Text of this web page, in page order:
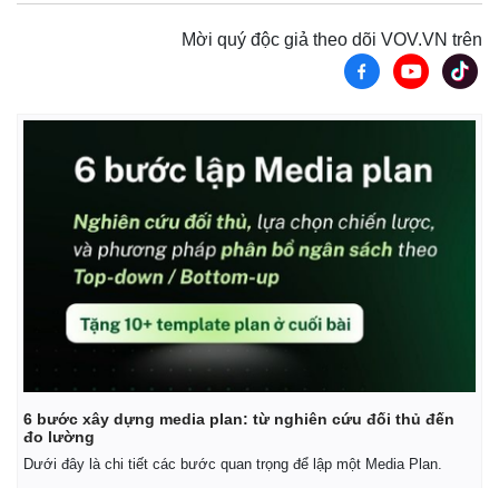
Mời quý độc giả theo dõi VOV.VN trên
6 bước xây dựng media plan: từ nghiên cứu đối thủ đến
đo lường
Dưới đây là chi tiết các bước quan trọng để lập một Media Plan.